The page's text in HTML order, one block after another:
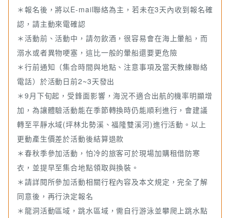
水材質的衣物
＊當日可穿輕便鞋子(如夾腳拖、涼鞋)方便更換
＊可自行準備自己的運動半截手套
＊準備袋子，收納下水衣物並攜帶毛巾及一套衣服於活動後更
＊建議攜帶扣環水壺，避免水壺落水遺失
＊請做好防曬措施，攜帶遮陽帽子、太陽眼鏡(建議裝上眼鏡浮
力帶)
＊如攜帶手機出航，請務必自行準備手機專用防水袋 (有防水袋
不代表一定不會進水，落水後手機袋也不一定會浮起來, 請務必
使用繫繩或扣環跟救生衣連結)
＊暈船依個人體質狀況而反應不同，如平常屬於易暈船體質，
請自備暈船藥， 於活動前30分鐘服用 (我們依法不得提供藥
物，請見諒)
＊SUP 划行海上，會受海上浪況影嚮而搖晃，建議航行前一天
＊報名後，將以E-mail聯絡為主，若未在3天內收到報名確
認，請主動來電確認
＊活動前、活動中，請勿飲酒，很容易會在海上暈船，而
溺水或者異物哽塞，這比一般的暈船還要更危險
＊行前通知（集合時間與地點、注意事項及當天教練聯絡
電話）於活動日前2~3天發出
＊9月下旬起，受鋒面影響，海況不適合出航的機率明顯增
加，為讓體驗活動能在季節轉換時仍能順利進行，會建議
轉至平靜水域(坪林北勢溪、福隆雙溪河)進行活動。以上
更動產生價差於活動後結算退款
＊春秋季參加活動，怕冷的旅客可於現場加購租借防寒
衣，並提早至集合地點領取與換裝。
＊請詳閱所參加活動相關行程內容及本文規定，完全了解
同意後，再行決定報名
＊龍洞活動區域，跳水區域，需自行游泳並攀爬上跳水點